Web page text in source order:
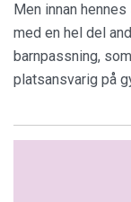
Men innan
med en hel del
barnpassning,
platsansvarig på